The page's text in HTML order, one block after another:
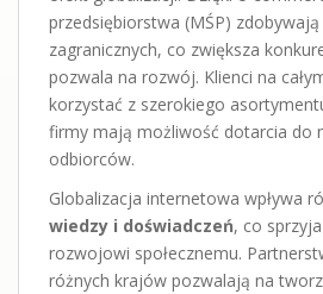
przedsiębiorstwa (MŚP)
zagranicznych, co zwiększa
pozwala na rozwój. Klienci na
korzystać z szerokiego
firmy mają możliwość dotarcia do
odbiorców.
Globalizacja internetowa wpływa
wiedzy i doświadczeń, co
rozwojowi społecznemu.
różnych krajów pozwalają na